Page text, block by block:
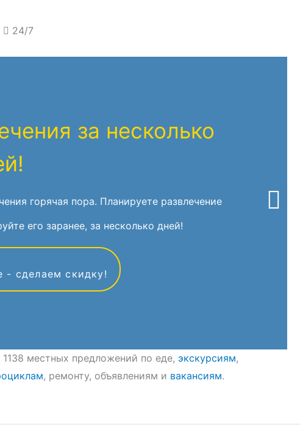
24/7
за несколько
горячая пора. Планируете развлечение
его заранее, за несколько дней!
- сделаем скидку!
местных предложений по еде, экскурсиям,
, ремонту, объявлениям и вакансиям.